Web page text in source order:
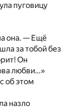
пуговицу
она. — Ещё
за тобой без
Он
любви…»
об этом
назло